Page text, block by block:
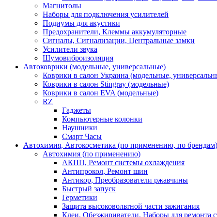
Магнитолы
Наборы для подключения усилителей
Подиумы для акустики
Предохранители, Клеммы аккумуляторные
Сигналы, Сигнализации, Центральные замки
Усилители звука
Шумовиброизоляция
Автоковрики (модельные, универсальные)
Коврики в салон Украина (модельные,
Коврики в салон Stingray (модельные)
Коврики в салон EVA (модельные)
RZ
Гаджеты
Компьютерные колонки
Наушники
Смарт Часы
Автохимия, Автокосметика (по применению, по брендам)
Автохимия (по применению)
АКПП, Ремонт системы охлаждения
Антипрокол, Ремонт шин
Антикор, Преобразователи ржавчины
Быстрый запуск
Герметики
Защита высоковольтной части зажигания
Клеи, Обезжириватели, Наборы для ремонта